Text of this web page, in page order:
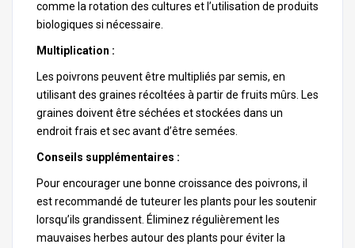
comme la rotation des cultures et l’utilisation de produits
biologiques si nécessaire.
Multiplication :
Les poivrons peuvent être multipliés par semis, en
utilisant des graines récoltées à partir de fruits mûrs. Les
graines doivent être séchées et stockées dans un
endroit frais et sec avant d’être semées.
Conseils supplémentaires :
Pour encourager une bonne croissance des poivrons, il
est recommandé de tuteurer les plants pour les soutenir
lorsqu’ils grandissent. Éliminez régulièrement les
mauvaises herbes autour des plants pour éviter la